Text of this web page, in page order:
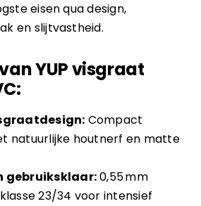
eisen qua design,
en slijtvastheid.
YUP visgraat
Compact
natuurlijke houtnerf en matte
gebruiksklaar:0,55 mm
23/34 voor intensief